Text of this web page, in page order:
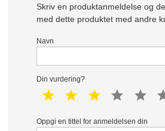
Skriv en produktanmeldelse og
med dette produktet med andre
Navn
Din vurdering?
1 star 2 star 3 star 4 star 5
Oppgi en tittel for anmeldelsen din